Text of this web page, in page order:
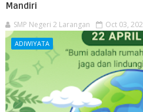
Mandiri
SMP Negeri 2 Larangan Oct 03,
ADIWIYATA